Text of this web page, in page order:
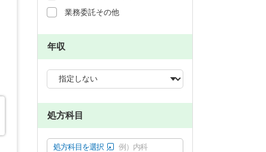
業務委託その他
年収
処方科目
処方科目を選択 例）内科